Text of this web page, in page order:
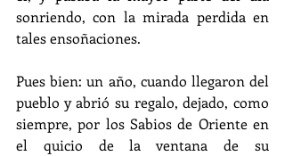
sonriendo, con la mirada perdida en
tales ensoñaciones.
Pues bien: un año, cuando llegaron del
pueblo y abrió su regalo, dejado, como
siempre, por los Sabios de Oriente en
el quicio de la ventana de su